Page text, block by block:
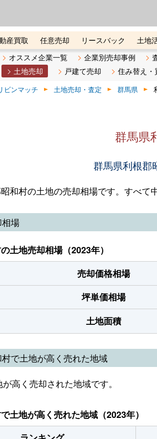
産買取 任意売却 リースバック 土地
スト不動産カンパニー オンライン講座
オススメ企業一覧 企業別売却事例
土地売却 戸建て売却 住み替え・
ビンマッチ 土地売却・査定 群馬県
群馬県
群馬県利根郡
和村の土地の売却相場です。すべて
場
土地売却相場（2023年）
売却価格相場
坪単価相場
土地面積
で土地が高く売れた地域
高く売却された地域です。
土地が高く売れた地域（2023年）